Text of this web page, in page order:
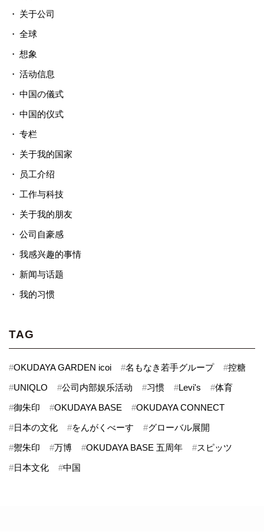
关于公司
全球
想象
活动信息
中国の儀式
中国的仪式
专栏
关于我的国家
员工介绍
工作与科技
关于我的朋友
公司自豪感
我感兴趣的事情
新闻与话题
我的习惯
TAG
#OKUDAYA GARDEN icoi #名もなき若手グループ #控糖
#UNIQLO #公司内部娱乐活动 #习惯 #Levi's #体育
#御朱印 #OKUDAYA BASE #OKUDAYA CONNECT
#日本の文化 #をんがくべーす #グローバル展開
#禦朱印 #万博 #OKUDAYA BASE 五周年 #スピッツ
#日本文化 #中国